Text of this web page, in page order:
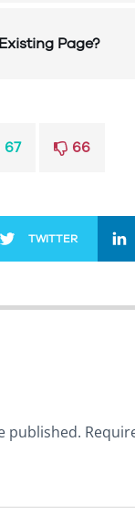
Page?
67 66
TWITTER
published.